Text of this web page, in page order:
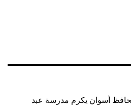
أسوان يكرم مدرسة عبد